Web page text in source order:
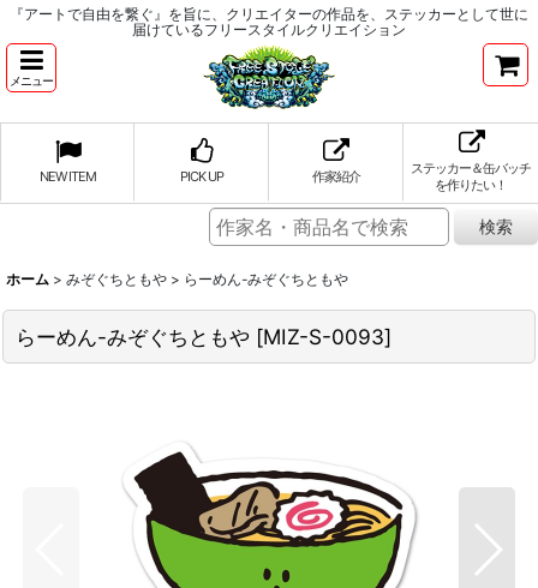
『アートで自由を繋ぐ』を旨に、クリエイターの作品を、ステッカーとして世に
届けているフリースタイルクリエイション
メニュー
NEW ITEM PICK UP 作家紹介
ステッカー＆缶バッチ
を作りたい！
ホーム > みぞぐちともや > らーめん-みぞぐちともや
らーめん-みぞぐちともや [MIZ-S-0093]